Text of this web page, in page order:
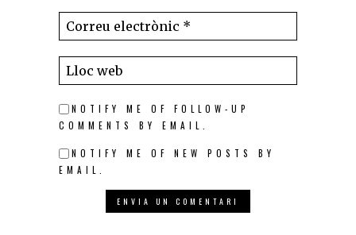
NOTIFY ME OF FOLLOW-UP
COMMENTS BY EMAIL.
NOTIFY ME OF NEW POSTS BY
EMAIL.